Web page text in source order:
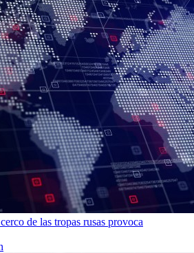
de las tropas rusas provoca